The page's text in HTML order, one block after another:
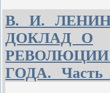
грузинских дворян
правителей на
сознание
достаточного
только самое
продолжение
только победа над
и гражданскими
В. И.
ДОКЛАД О
РЕВОЛЮЦИИ
ГОДА. Часть